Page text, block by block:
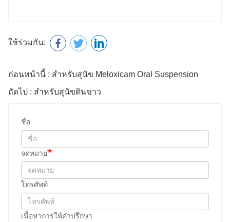
ใช้ร่วมกัน:
ก่อนหน้านี้ : สำหรับสุนัข Meloxicam Oral Suspension
ถัดไป : สำหรับสุนัขดินขาว
ชื่อ
จดหมาย
โทรศัพท์
เนื้อหาการให้คำปรึกษา